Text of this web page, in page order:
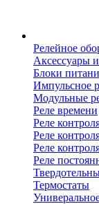
Релейное
Аксессуары
Блоки
Импульсное
Модульные
Реле времени
Реле
Реле
Реле
Реле
Термостаты